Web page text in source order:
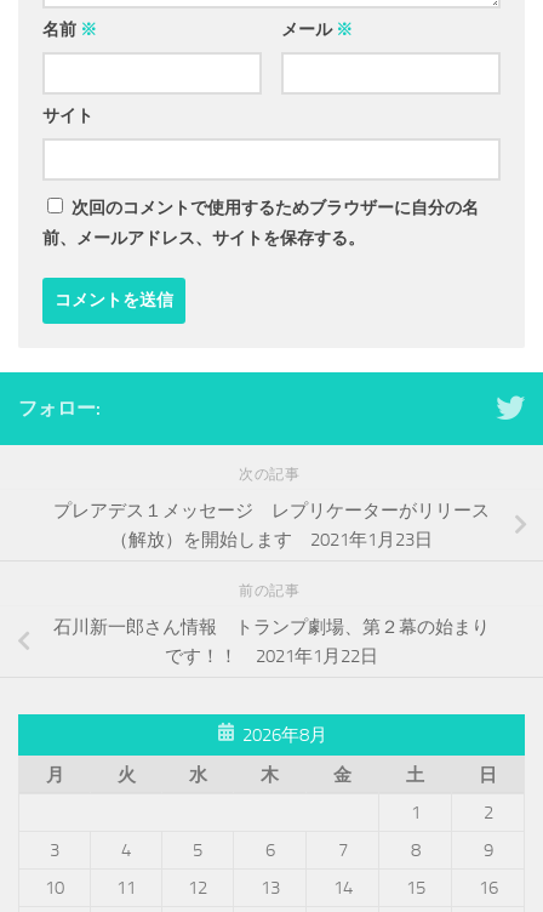
名前 ※ メール ※
サイト
次回のコメントで使用するためブラウザーに自分の名
前、メールアドレス、サイトを保存する。
フォロー:
次の記事
プレアデス１メッセージ レプリケーターがリリース
（解放）を開始します 2021年1月23日
前の記事
石川新一郎さん情報 トランプ劇場、第２幕の始まり
です！！ 2021年1月22日
2026年8月
月
火 水 木 金 土
日
1
2
3
4 5 6 7 8
9
10
11 12 13 14 15
16